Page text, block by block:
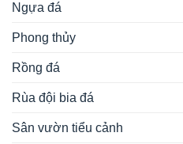
Ngựa đá
Phong thủy
Rồng đá
Rùa đội bia đá
Sân vườn tiểu cảnh